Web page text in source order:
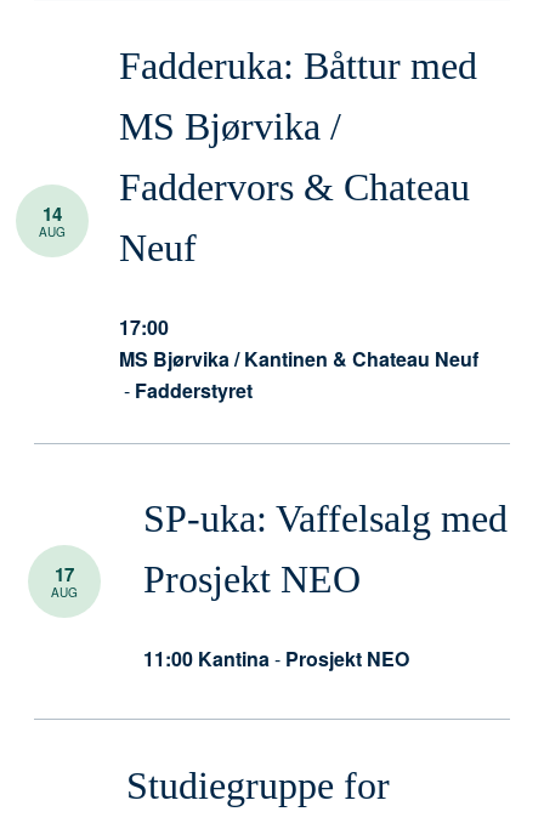
14
AUG
Fadderuka: Båttur med
MS Bjørvika /
Faddervors & Chateau
Neuf
17:00
MS Bjørvika / Kantinen & Chateau Neuf
- Fadderstyret
17
AUG
SP-uka: Vaffelsalg med
Prosjekt NEO
11:00 Kantina- Prosjekt NEO
Studiegruppe for